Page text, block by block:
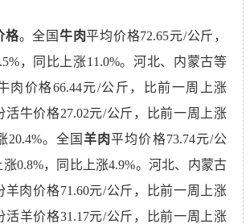
格。全国 牛肉平均价格72.65元/公斤，
，同比上涨11.0%。河北、内蒙古等
肉价格66.44元/公斤，比前一周上涨
活牛价格27.02元/公斤，比前一周上涨
20.4%。全国羊肉平均价格73.74元/公
0.8%，同比上涨4.9%。河北、内蒙古
羊肉价格71.60元/公斤，比前一周上涨
活羊价格31.17元/公斤，比前一周上涨